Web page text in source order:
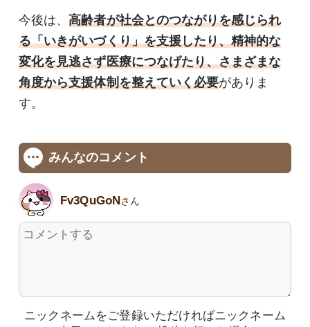
今後は、高齢者が社会とのつながりを感じられ
る「いきがいづくり」を支援したり、精神的な
変化を見逃さず医療につなげたり、さまざまな
角度から支援体制を整えていく必要がありま
す。
みんなのコメント
Fv3QuGoNさん
ニックネームをご登録いただければニックネーム